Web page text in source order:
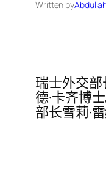
Written by
瑞士外交
德·卡齐博
部长雪莉·